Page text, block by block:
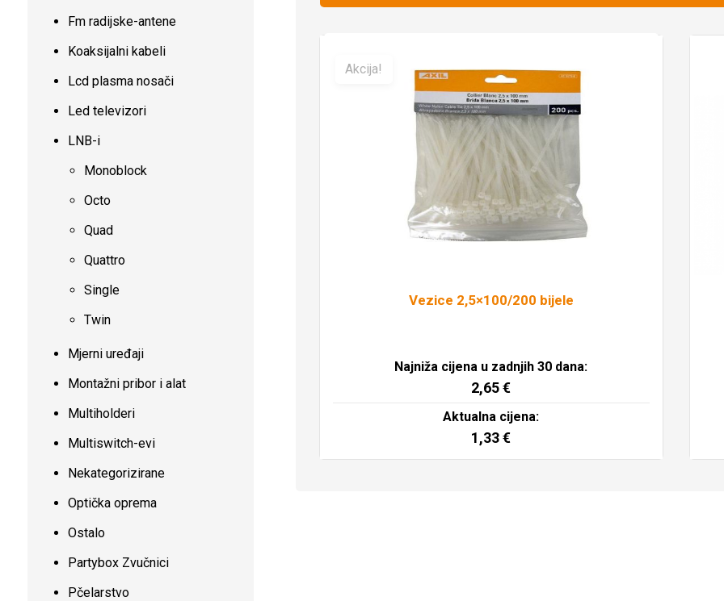
Vezice 2,5×100/200 bijele
Najniža cijena u zadnjih 30 dana:
2,65€
Aktualna cijena:
1,33€
Akcija!
Dodaj u košaricu
Fm radijske-antene
Koaksijalni kabeli
Lcd plasma nosači
Led televizori
LNB-i
Monoblock
Octo
Quad
Quattro
Single
Twin
Mjerni uređaji
Montažni pribor i alat
Multiholderi
Multiswitch-evi
Nekategorizirane
Optička oprema
Ostalo
Partybox Zvučnici
Pčelarstvo